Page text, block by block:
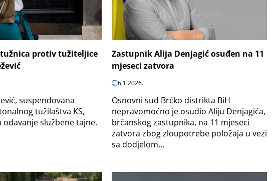
protiv tužiteljice
suspendovana
tužilaštva KS,
odavanje službene tajne.
Zastupnik Alija Denjagić osuđen na 11
mjeseci zatvora
6.1.2026.
Osnovni sud Brčko distrikta BiH
nepravomoćno je osudio Aliju Denjagića,
brčanskog zastupnika, na 11 mjeseci
zatvora zbog zloupotrebe položaja u vezi
sa dodjelom...